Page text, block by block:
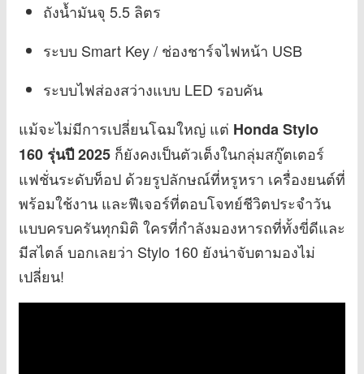
ถังน้ำมันจุ 5.5 ลิตร
ระบบ Smart Key / ช่องชาร์จไฟหน้า USB
ระบบไฟส่องสว่างแบบ LED รอบคัน
แม้จะไม่มีการเปลี่ยนโฉมใหญ่ แต่ Honda Stylo
160 รุ่นปี 2025 ก็ยังคงเป็นตัวเต็งในกลุ่มสกู๊ตเตอร์
แฟชั่นระดับท็อป ด้วยรูปลักษณ์ที่หรูหรา เครื่องยนต์ที่
พร้อมใช้งาน และฟีเจอร์ที่ตอบโจทย์ชีวิตประจำวัน
แบบครบครันทุกมิติ ใครที่กำลังมองหารถที่ทั้งขี่ดีและ
มีสไตล์ บอกเลยว่า Stylo 160 ยังน่าจับตามองไม่
เปลี่ยน!